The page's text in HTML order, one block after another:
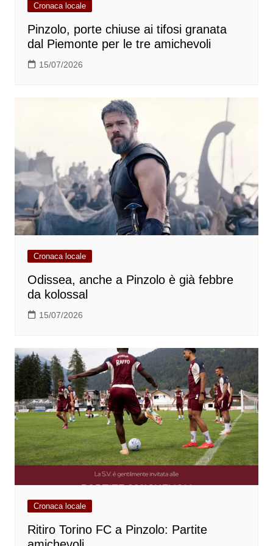
Cronaca locale
Pinzolo, porte chiuse ai tifosi granata
dal Piemonte per le tre amichevoli
15/07/2026
Cronaca locale
Odissea, anche a Pinzolo è già febbre
da kolossal
15/07/2026
Cronaca locale
Ritiro Torino FC a Pinzolo: Partite